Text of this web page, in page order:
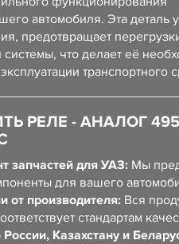
автомобиля. Эта деталь
предотвращает
системы, что делает её
транспортного
РЕЛЕ - АНАЛОГ
запчастей для УАЗ: Мы
для вашего
от производителя: Вся
стандартам
Казахстану и